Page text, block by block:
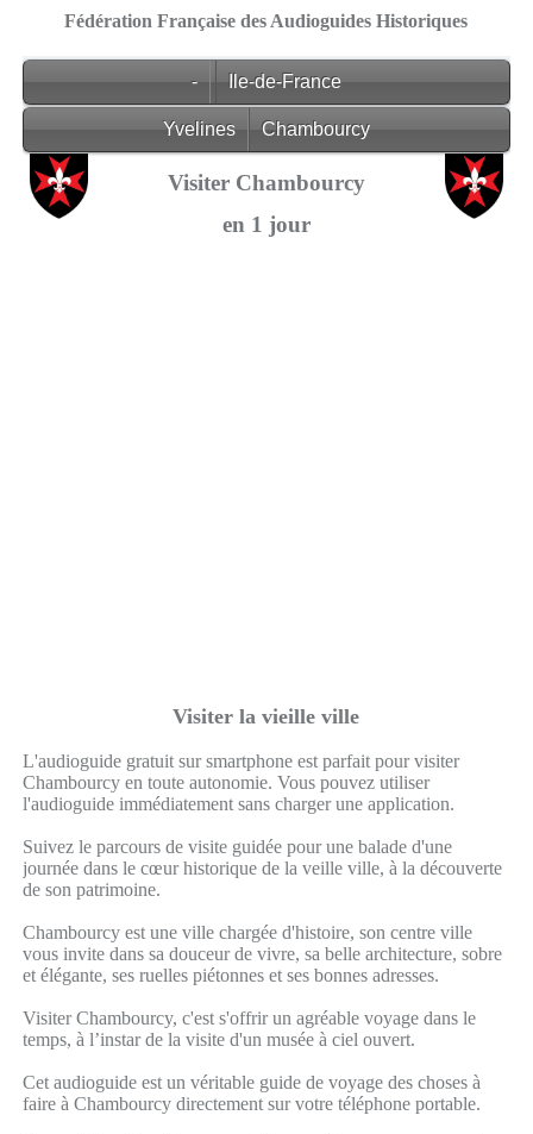
Fédération Française des Audioguides Historiques
- Ile-de-France
Yvelines Chambourcy
Visiter Chambourcy
en 1 jour
Visiter la vieille ville
L'audioguide gratuit sur smartphone est parfait pour visiter
Chambourcy en toute autonomie. Vous pouvez utiliser
l'audioguide immédiatement sans charger une application.
Suivez le parcours de visite guidée pour une balade d'une
journée dans le cœur historique de la veille ville, à la découverte
de son patrimoine.
Chambourcy est une ville chargée d'histoire, son centre ville
vous invite dans sa douceur de vivre, sa belle architecture, sobre
et élégante, ses ruelles piétonnes et ses bonnes adresses.
Visiter Chambourcy, c'est s'offrir un agréable voyage dans le
temps, à l’instar de la visite d'un musée à ciel ouvert.
Cet audioguide est un véritable guide de voyage des choses à
faire à Chambourcy directement sur votre téléphone portable.